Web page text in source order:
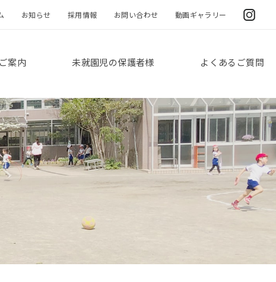
お知らせ 採用情報 お問い合わせ 動画ギャラリー
案内 未就園児の保護者様 よくあるご質問